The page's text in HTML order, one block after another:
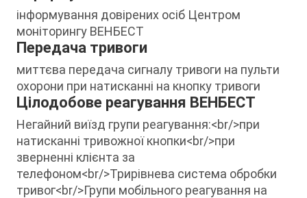
інформування довірених осіб Центром
моніторингу ВЕНБЕСТ
Передача тривоги
миттєва передача сигналу тривоги на пульти
охорони при натисканні на кнопку тривоги
Цілодобове реагування ВЕНБЕСТ
Негайний виїзд групи реагування:<br/>при
натисканні тривожної кнопки<br/>при
зверненні клієнта за
телефоном<br/>Трирівнева система обробки
тривог<br/>Групи мобільного реагування на